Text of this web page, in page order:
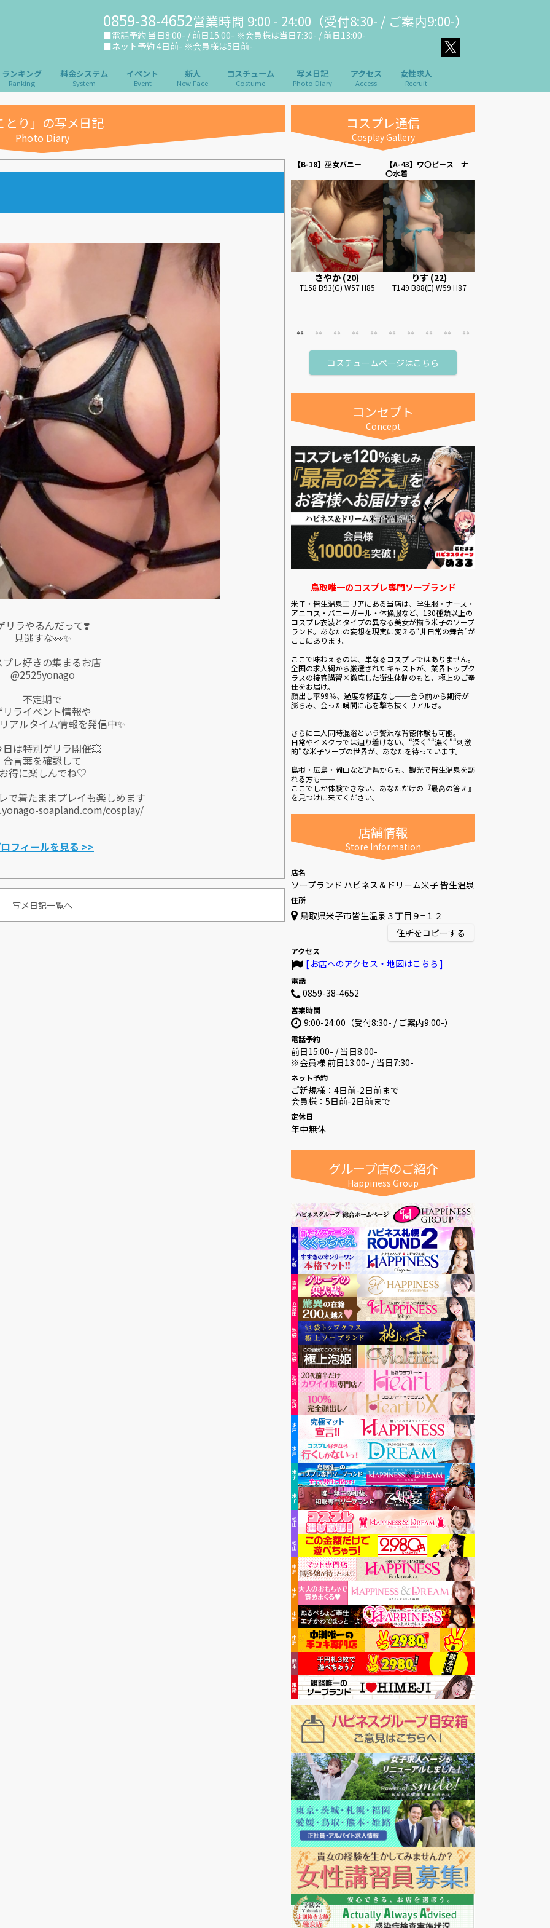
0859-38-4652営業時間 9:00 - 24:00（受付8:30- / ご案内9:00-）
■電話予約 当日8:00- / 前日15:00- ※会員様は当日7:30- / 前日13:00-
■ネット予約 4日前- ※会員様は5日前-
ランキング
Ranking
料金システム
System
イベント
Event
新人
New Face
コスチューム
Costume
写メ日記
Photo Diary
アクセス
Access
女性求人
Recruit
とり」の写メ日記
Photo Diary
リラやるんだって❣️
見逃すな👀✨
プレ好きの集まるお店
@2525yonago
不定期で
リライベント情報や
アルタイム情報を発信中✨
日は特別ゲリラ開催💥
合言葉を確認して
得に楽しんでね♡
で着たままプレイも楽しめます
soapland.com/cosplay/
フィールを見る >>
写メ日記一覧へ
コスプレ通信
Cosplay Gallery
ェリー
あん (20)
T153 B86(E) W56 H87
ター（グレー）
T149 B88(E) W59 H87
【B-18】巫女バニー
さやか (20)
T158 B93(G) W57 H85
【A-43】ワ〇ピース ナ
〇水着
りす (22)
T149 B88(E) W59 H87
コスチュームページはこちら
コンセプト
Concept
鳥取唯一のコスプレ専門ソープランド
米子・皆生温泉エリアにある当店は、学生服・ナース・
アニコス・バニーガール・体操服など、130種類以上の
コスプレ衣装とタイプの異なる美女が揃う米子のソープ
ランド。あなたの妄想を現実に変える“非日常の舞台”が
ここにあります。
ここで味わえるのは、単なるコスプレではありません。
全国の求人網から厳選されたキャストが、業界トップク
ラスの接客講習×徹底した衛生体制のもと、極上のご奉
仕をお届け。
顔出し率99％、過度な修正なし──会う前から期待が
膨らみ、会った瞬間に心を撃ち抜くリアルさ。
さらに二人同時混浴という贅沢な背徳体験も可能。
日常やイメクラでは辿り着けない、“深く”“濃く”“刺激
的”な米子ソープの世界が、あなたを待っています。
島根・広島・岡山など近県からも、観光で皆生温泉を訪
れる方も──
ここでしか体験できない、あなただけの『最高の答え』
を見つけに来てください。
店舗情報
Store Information
店名
ソープランド ハピネス＆ドリーム米子 皆生温泉
住所
住所をコピーする
アクセス
お店へのアクセス・地図はこちら
電話
0859-38-4652
営業時間
9:00-24:00（受付8:30- / ご案内9:00-）
電話予約
前日15:00- / 当日8:00-
※会員様 前日13:00- / 当日7:30-
ネット予約
ご新規様：4日前-2日前まで
会員様：5日前-2日前まで
定休日
年中無休
グループ店のご紹介
Happiness Group